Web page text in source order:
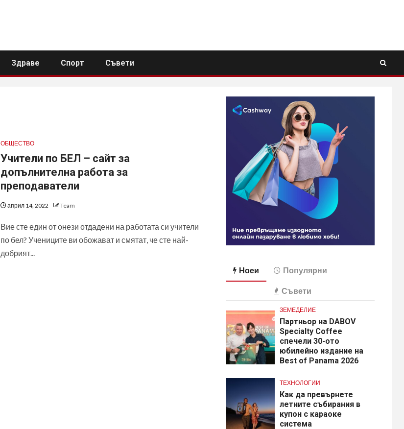
Здраве Спорт Съвети
ОБЩЕСТВО
Учители по БЕЛ – сайт за
допълнителна работа за
преподаватели
април 14, 2022 Team
Вие сте един от онези отдадени на работата си учители
по бел? Учениците ви обожават и смятат, че сте най-
добрият...
Ноеи
Популярни
Съвети
ЗЕМЕДЕЛИЕ
Партньор на DABOV
Specialty Coffee
спечели 30-ото
юбилейно издание на
Best of Panama 2026
ТЕХНОЛОГИИ
Как да превърнете
летните събирания в
купон с караоке
система